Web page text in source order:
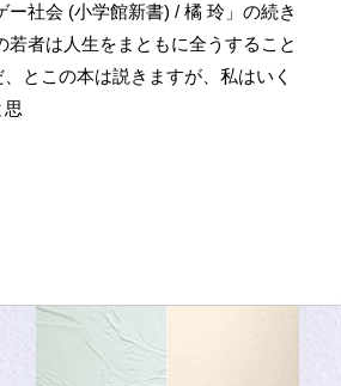
会 (小学館新書) / 橘 玲」の続き
若者は人生をまともに全うすること
とこの本は説きますが、私はいく
思